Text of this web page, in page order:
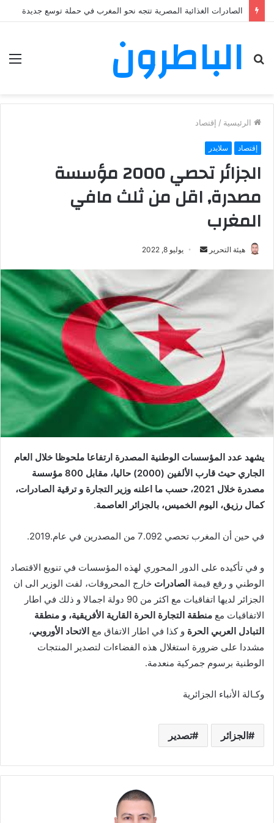
الصادرات الغذائية المصرية تتجه نحو المغرب في حملة توسع جديدة
الباطرون
الرئيسية / إقتصاد
إقتصاد سلايدر
الجزائر تحصي 2000 مؤسسة
مصدرة, اقل من ثلث مافي
المغرب
هيئة التحرير
ي
د
إ
ل
ك
و
ي
يوليو 8, 2022
يشهد عدد المؤسسات الوطنية المصدرة ارتفاعا ملحوظا خلال العام
الجاري حيث قارب الألفين (2000) حاليا، مقابل 800 مؤسسة
مصدرة خلال 2021، حسب ما اعلنه وزير التجارة و ترقية الصادرات،
كمال رزيق، اليوم الخميس، بالجزائر العاصمة.
في حين أن المغرب تحصي 7.092 من المصدرين في عام.2019.
و في تأكيده على الدور المحوري لهذه المؤسسات في تنويع الاقتصاد
الوطني و رفع قيمة الصادرات خارج المحروقات، لفت الوزير الى ان
الجزائر لديها اتفاقيات مع اكثر من 90 دولة اجمالا و ذلك في اطار
الاتفاقيات مع منطقة التجارة الحرة القارية الأفريقية، و منطقة
التبادل العربي الحرة و كذا في اطار الاتفاق مع الاتحاد الأوروبي،
مشددا على ضرورة استغلال هذه الفضاءات لتصدير المنتجات
الوطنية برسوم جمركية منعدمة.
وكـالة الأنباء الجزائرية
الجزائر تصدير